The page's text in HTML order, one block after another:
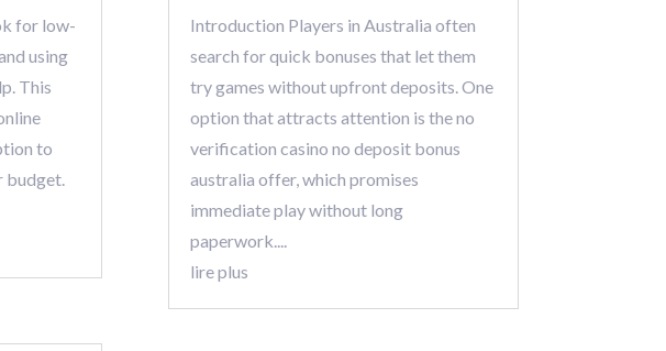
for low-
using
This
to
budget.
Introduction Players in Australia often
search for quick bonuses that let them
try games without upfront deposits. One
option that attracts attention is the no
verification casino no deposit bonus
australia offer, which promises
immediate play without long
paperwork....
lire plus